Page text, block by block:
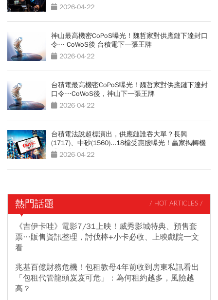
2026-04-22
神山最高機密CoPoS曝光！魏哲家對供應鏈下達封口
令… CoWoS後 台積電下一張王牌
2026-04-22
台積電最高機密CoPoS曝光！魏哲家對供應鏈下達封
口令…CoWoS後，神山下一張王牌
2026-04-22
台積電法說超標演出，供應鏈誰吞大單？長興
(1717)、中砂(1560)...18檔受惠股曝光！贏家揭轉機
股2種操作法
2026-04-22
熱門話題 / HOT ARTICLES /
《吉伊卡哇》電影7/31上映！威秀影城特典、預售套
票…販售資訊整理，討伐棒+小卡必收、上映戲院一文
看
兆基百億財務危機！包租教母4年前收到房東私訊看出
「包租代管龍頭岌岌可危」：為何租約越多，風險越
高？